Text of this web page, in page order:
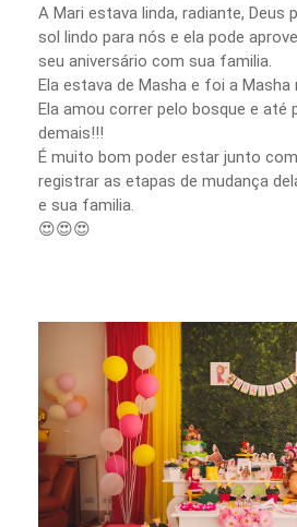
A Mari estava linda, radiante, Deus
sol lindo para nós e ela pode
seu aniversário com sua familia.
Ela estava de Masha e foi a
Ela amou correr pelo bosque e até
demais!!!
É muito bom poder estar junto
registrar as etapas de mudança
e sua familia.
😍😍😍